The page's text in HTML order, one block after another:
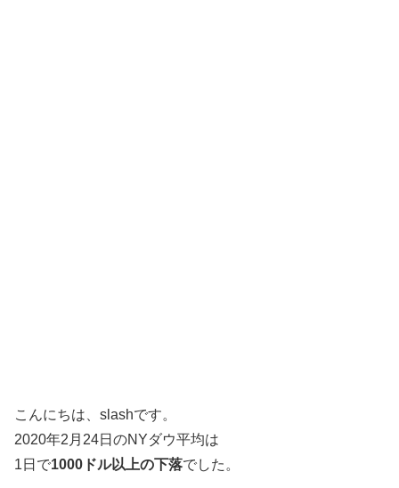
こんにちは、slashです。
2020年2月24日のNYダウ平均は
1日で1000ドル以上の下落でした。